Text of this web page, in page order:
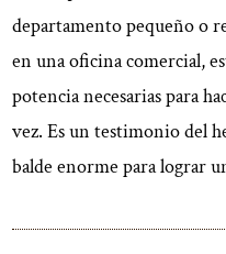
departamento pequeño o
en una oficina comercial,
potencia necesarias para
vez. Es un testimonio del
balde enorme para lograr